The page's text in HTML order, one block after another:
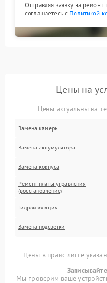
Отправляя заявку на ремонт
соглашаетесь с Политикой
Цены на
Цены актуальны на
Замена камеры
Замена аккумулятора
Замена корпуса
Ремонт платы управления
(восстановление)
Гидроизоляция
Замена подсветки
Цены в прайс-листе
Мы проверим ваше